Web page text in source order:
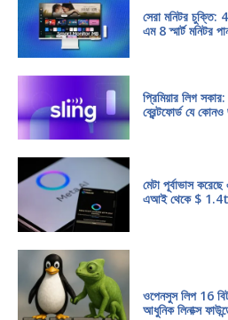
সেরা মনিটর চুক্তি:
এম 8 স্মার্ট মনিটর
প্রিমিয়ার লিগ
ব্রেন্টফোর্ড যে
মেটা পূর্বাভাস
এআই থেকে $ 1.4t
ওপেনসুস লিপ 16
আধুনিক লিনাক্স